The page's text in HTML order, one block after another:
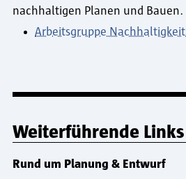
nachhaltigen Planen und Bauen.
Arbeitsgruppe Nachhaltigkeit
Weiterführende
Rund um Planung & Entwurf